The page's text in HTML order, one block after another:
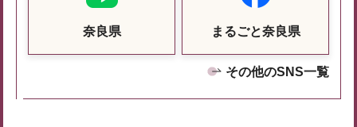
奈良県 まるごと奈良県
その他のSNS一覧